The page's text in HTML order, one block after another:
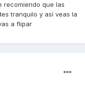
recomiendo que las
tranquilo y así veas la
a flipar